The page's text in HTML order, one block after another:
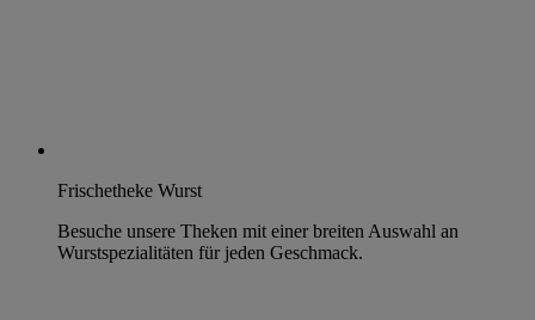
Frischetheke Wurst
Besuche unsere Theken mit einer breiten Auswahl an
Wurstspezialitäten für jeden Geschmack.